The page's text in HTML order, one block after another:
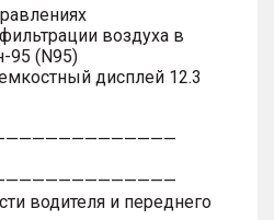
воздуха в
95 (N95)
дисплей 12.3
водителя и переднего